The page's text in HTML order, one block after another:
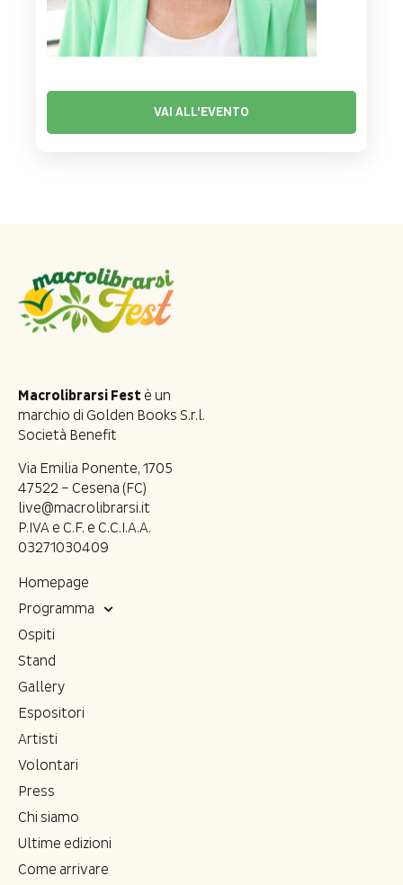
VAI ALL'EVENTO
Macrolibrarsi Fest è un
marchio di Golden Books S.r.l.
Società Benefit
Via Emilia Ponente, 1705
47522 – Cesena (FC)
live@macrolibrarsi.it
P.IVA e C.F. e C.C.I.A.A.
03271030409
Homepage
Programma
Ospiti
Stand
Gallery
Espositori
Artisti
Volontari
Press
Chi siamo
Ultime edizioni
Come arrivare